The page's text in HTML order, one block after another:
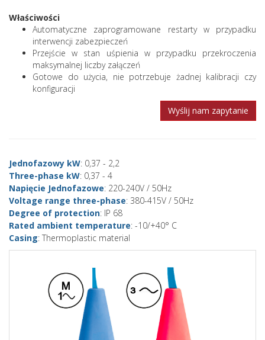
Właściwości
Automatyczne zaprogramowane restarty w przypadku
interwencji zabezpieczeń
Przejście w stan uśpienia w przypadku przekroczenia
maksymalnej liczby załączeń
Gotowe do użycia, nie potrzebuje żadnej kalibracji czy
konfiguracji
Wyślij nam zapytanie
Jednofazowy kW: 0,37 - 2,2
Three-phase kW: 0,37 - 4
Napięcie Jednofazowe: 220-240V / 50Hz
Voltage range three-phase: 380-415V / 50Hz
Degree of protection: IP 68
Rated ambient temperature: -10/+40° C
Casing: Thermoplastic material